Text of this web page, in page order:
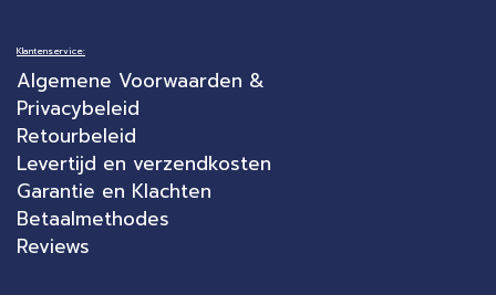
Klantenservice:
Algemene Voorwaarden &
Privacybeleid
Retourbeleid
Levertijd en verzendkosten
Garantie en Klachten
Betaalmethodes
Reviews